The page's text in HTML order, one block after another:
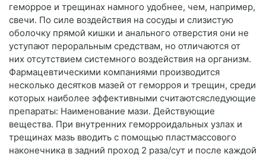
геморрое и трещинах намного удобнее, чем, например,
свечи. По силе воздействия на сосуды и слизистую
оболочку прямой кишки и анального отверстия они не
уступают пероральным средствам, но отличаются от
них отсутствием системного воздействия на организм.
Фармацевтическими компаниями производится
несколько десятков мазей от геморроя и трещин, среди
которых наиболее эффективными считаютсяследующие
препараты: Наименование мази. Действующие
вещества. При внутренних геморроидальных узлах и
трещинах мазь вводить с помощью пластмассового
наконечника в задний проход 2 раза/сут и после каждой